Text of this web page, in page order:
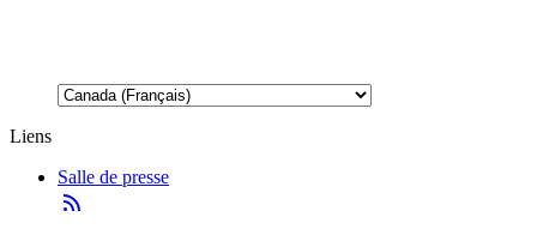
Liens
Salle de presse